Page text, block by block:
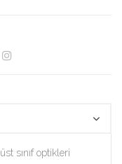
sınıf optikleri